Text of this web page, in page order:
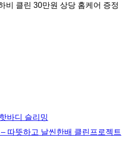
비 클린 30만원 상당 홈케어 증정
바디 슬리밍
따뜻하고 날씬한배 클린프로젝트